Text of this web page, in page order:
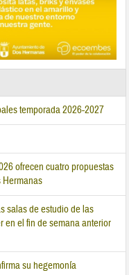
temporada 2026-2027
ofrecen cuatro propuestas
Hermanas
salas de estudio de las
en el fin de semana anterior
su hegemonía